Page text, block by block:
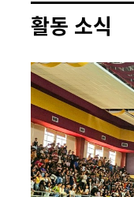
활동 소식